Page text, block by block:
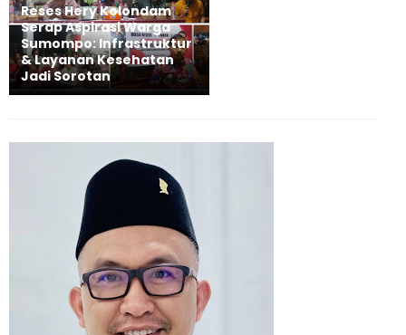
Reses Hery Kolondam
Serap Aspirasi Warga
Sumompo: Infrastruktur
& Layanan Kesehatan
Jadi Sorotan